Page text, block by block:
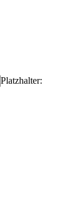
Platzhalter: